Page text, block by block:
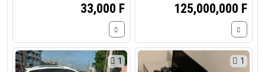
33,000 F 125,000,000 F
1 1